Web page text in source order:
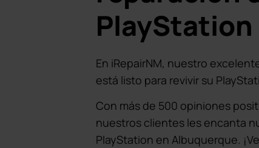
PlayStation
En iRepairNM, nuestro
está listo para revivir su
Con más de 500 opiniones
nuestros clientes les encanta
PlayStation en Albuquerque.